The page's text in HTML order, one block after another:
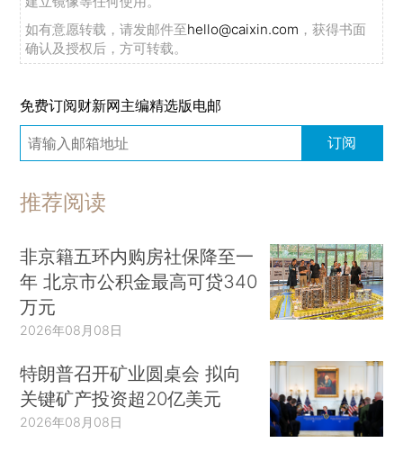
如有意愿转载，请发邮件至hello@caixin.com ，获得书面
确认及授权后，方可转载。
免费订阅财新网主编精选版电邮
订阅
推荐阅读
非京籍五环内购房社保降至一
年 北京市公积金最高可贷340
万元
2026年08月08日
特朗普召开矿业圆桌会 拟向
关键矿产投资超20亿美元
2026年08月08日